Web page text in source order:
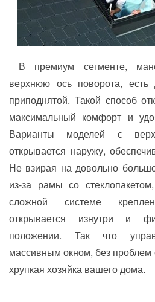
В премиум сегменте,
верхнюю ось поворота,
приподнятой. Такой способ
максимальный комфорт и
Варианты моделей с
открывается наружу,
Не взирая на довольно
из-за рамы со
сложной системе
открывается изнутри и
положении. Так что
массивным окном, без
хрупкая хозяйка вашего дома.